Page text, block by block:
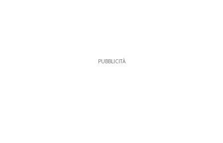
PUBBLICITÀ